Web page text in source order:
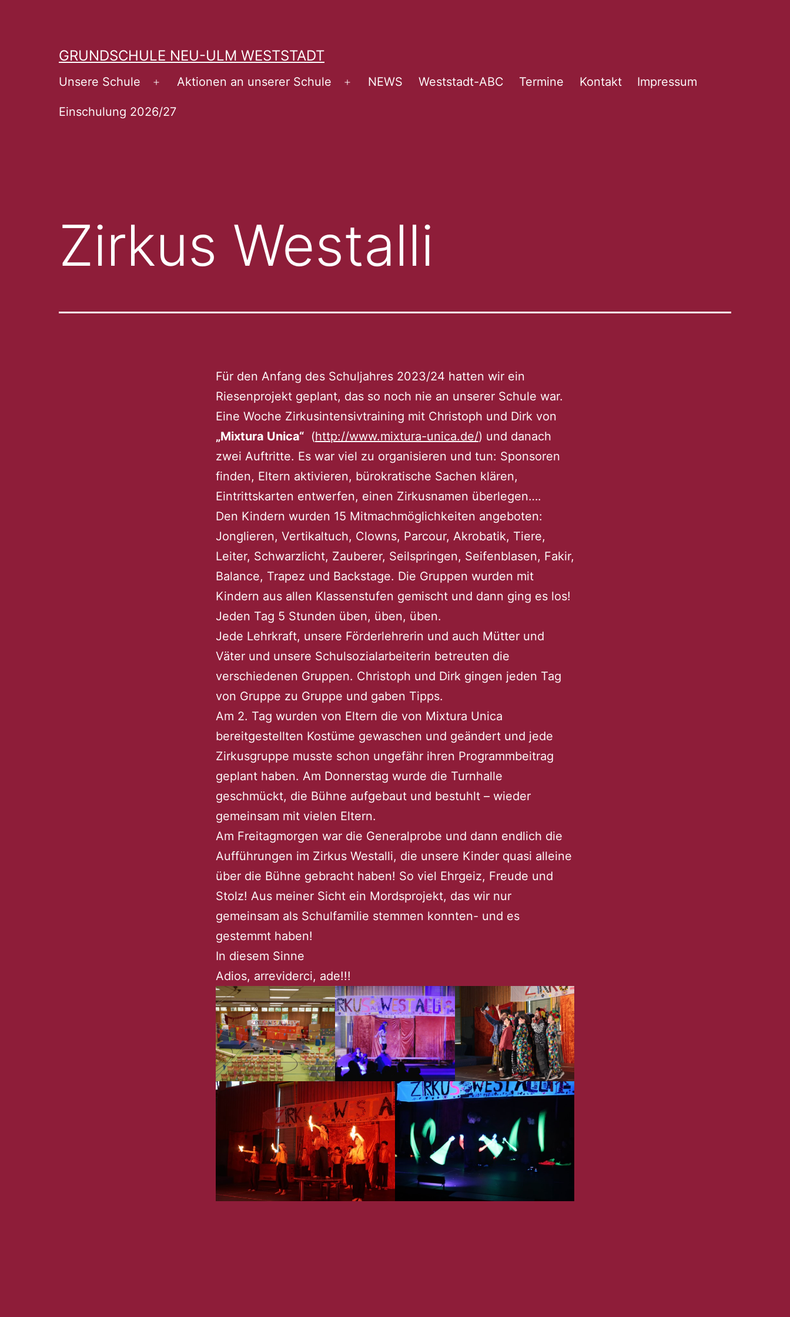
GRUNDSCHULE NEU-ULM WESTSTADT
Unsere Schule
Menü
öffnen
Aktionen an unserer Schule
Menü
NEWS Weststadt-ABC Termine Kontakt Impressum
Einschulung 2026/27
Zirkus Westalli
Für den Anfang des Schuljahres 2023/24 hatten wir ein
Riesenprojekt geplant, das so noch nie an unserer Schule war.
Eine Woche Zirkusintensivtraining mit Christoph und Dirk von
„Mixtura Unica“ (http://www.mixtura-unica.de/) und danach
zwei Auftritte. Es war viel zu organisieren und tun: Sponsoren
finden, Eltern aktivieren, bürokratische Sachen klären,
Eintrittskarten entwerfen, einen Zirkusnamen überlegen….
Den Kindern wurden 15 Mitmachmöglichkeiten angeboten:
Jonglieren, Vertikaltuch, Clowns, Parcour, Akrobatik, Tiere,
Leiter, Schwarzlicht, Zauberer, Seilspringen, Seifenblasen, Fakir,
Balance, Trapez und Backstage. Die Gruppen wurden mit
Kindern aus allen Klassenstufen gemischt und dann ging es los!
Jeden Tag 5 Stunden üben, üben, üben.
Jede Lehrkraft, unsere Förderlehrerin und auch Mütter und
Väter und unsere Schulsozialarbeiterin betreuten die
verschiedenen Gruppen. Christoph und Dirk gingen jeden Tag
von Gruppe zu Gruppe und gaben Tipps.
Am 2. Tag wurden von Eltern die von Mixtura Unica
bereitgestellten Kostüme gewaschen und geändert und jede
Zirkusgruppe musste schon ungefähr ihren Programmbeitrag
geplant haben. Am Donnerstag wurde die Turnhalle
geschmückt, die Bühne aufgebaut und bestuhlt – wieder
gemeinsam mit vielen Eltern.
Am Freitagmorgen war die Generalprobe und dann endlich die
Aufführungen im Zirkus Westalli, die unsere Kinder quasi alleine
über die Bühne gebracht haben! So viel Ehrgeiz, Freude und
Stolz! Aus meiner Sicht ein Mordsprojekt, das wir nur
gemeinsam als Schulfamilie stemmen konnten- und es
gestemmt haben!
In diesem Sinne
Adios, arreviderci, ade!!!